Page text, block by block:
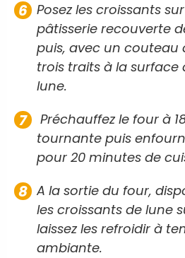
Posez les croissants
pâtisserie recouverte
puis, avec un couteau
trois traits à la surface
lune.
Préchauffez le four à
tournante puis
pour 20 minutes de
A la sortie du four,
les croissants de lune
laissez les refroidir à
ambiante.